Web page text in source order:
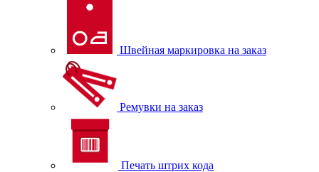
Швейная маркировка на заказ
Ремувки на заказ
Печать штрих кода